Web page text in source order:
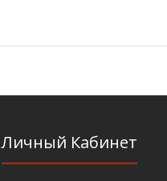
Личный Кабинет